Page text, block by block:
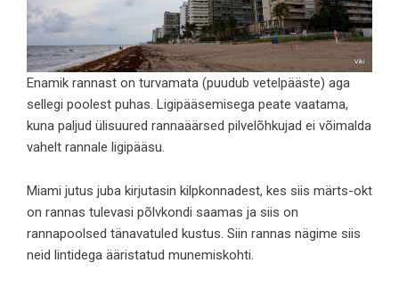
Enamik rannast on turvamata (puudub vetelpääste) aga
sellegi poolest puhas. Ligipääsemisega peate vaatama,
kuna paljud ülisuured rannaäärsed pilvelõhkujad ei võimalda
vahelt rannale ligipääsu.
Miami jutus juba kirjutasin kilpkonnadest, kes siis märts-okt
on rannas tulevasi põlvkondi saamas ja siis on
rannapoolsed tänavatuled kustus. Siin rannas nägime siis
neid lintidega ääristatud munemiskohti.